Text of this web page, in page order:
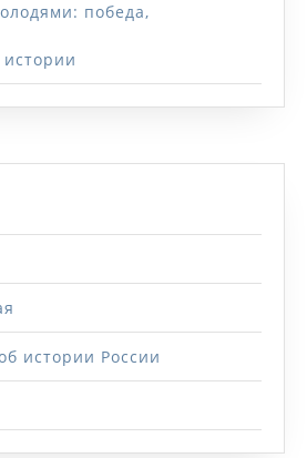
победа,
истории России